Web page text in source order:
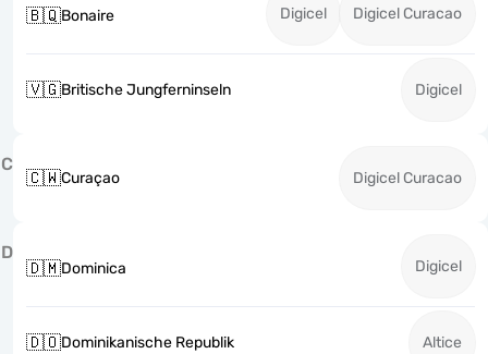
🇧🇶Bonaire Digicel Digicel Curacao
🇻🇬Britische Jungferninseln Digicel
C
🇨🇼Curaçao Digicel Curacao
D
🇩🇲Dominica Digicel
🇩🇴Dominikanische Republik Altice